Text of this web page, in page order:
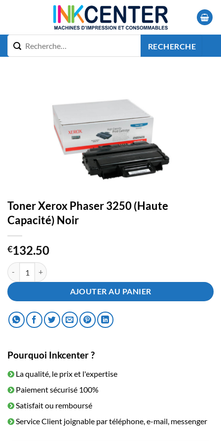
RECHERCHE
Toner Xerox Phaser 3250 (Haute
Capacité) Noir
€132.50
quantité de Toner Xerox Phaser 3250 (Haute Capacité) Noir
AJOUTER AU PANIER
Pourquoi Inkcenter ?
La qualité, le prix et l'expertise
Paiement sécurisé 100%
Satisfait ou remboursé
Service Client joignable par téléphone, e-mail, messenger